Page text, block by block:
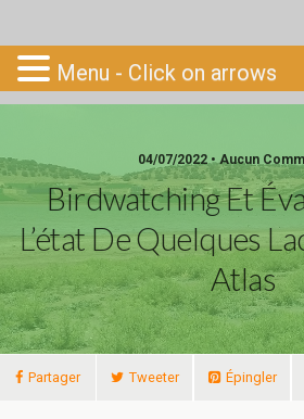
Go-South
04/07/2022 • Aucun
Birdwatching Et
L’état De Quelques
Atlas
Partager Tweeter Épingler
Menu - Click on arrows